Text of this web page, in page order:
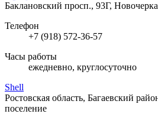
Баклановский просп., 93Г,
Телефон
+7 (918) 572-36-57
Часы работы
ежедневно, круглосуточно
Shell
Ростовская область, Багаевский
поселение